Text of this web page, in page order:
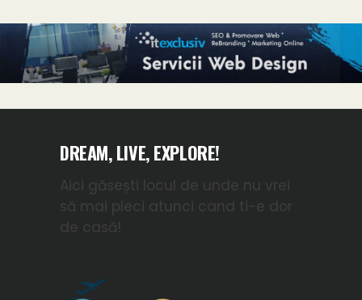
DREAM, LIVE, EXPLORE!
Aici găsești locul de unde nu vrei
să mai pleci atunci cand ti-e dor
de casă!